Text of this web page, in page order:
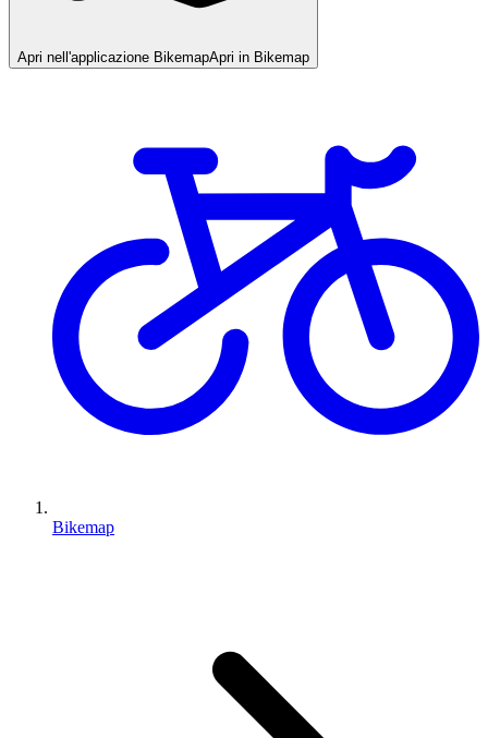
Apri nell'applicazione BikemapApri in Bikemap
Bikemap